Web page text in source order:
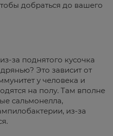
добраться до вашего
за поднятого кусочка
Это зависит от
у человека и
на полу. Там вполне
сальмонелла,
из-за